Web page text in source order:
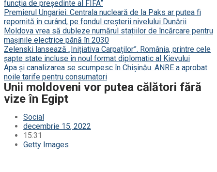
funcția de președinte al FIFA”
Premierul Ungariei: Centrala nucleară de la Paks ar putea fi
repornită în curând, pe fondul creșterii nivelului Dunării
Moldova vrea să dubleze numărul stațiilor de încărcare pentru
mașinile electrice până în 2030
Zelenski lansează „Inițiativa Carpaților”. România, printre cele
șapte state incluse în noul format diplomatic al Kievului
Apa și canalizarea se scumpesc în Chișinău. ANRE a aprobat
noile tarife pentru consumatori
Unii moldoveni vor putea călători fără
vize în Egipt
Social
decembrie 15, 2022
15:31
Getty Images